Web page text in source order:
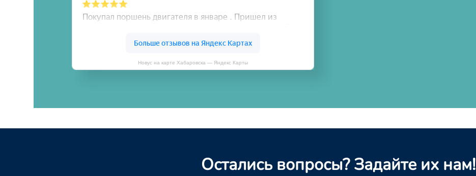
Новус на карте Хабаровска — Яндекс Карты
Остались вопросы? Задайте их нам!